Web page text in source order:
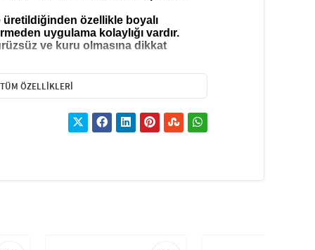
özellikle boyalı
uygulama kolaylığı vardır.
ve kuru olmasına dikkat
olan hobi sanatsal vs. amaçlı
koyu ve açık zeminlerde
(bisküi), polyester duvar vs.
beraber uygulamadan sonra bir
ÖZELLIKLERI